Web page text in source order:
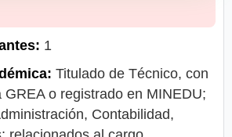
1
Titulado de Técnico, con
GREA o registrado en MINEDU;
Contabilidad,